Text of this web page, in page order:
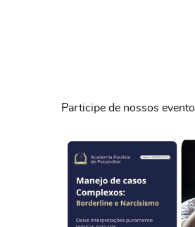
Participe de nossos